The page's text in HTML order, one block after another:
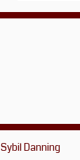
Sybil Danning